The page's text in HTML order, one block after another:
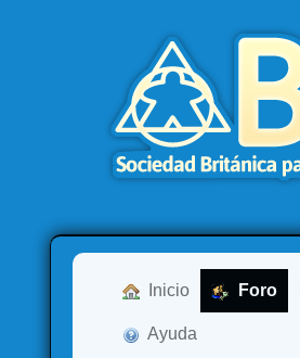
Inicio Foro
Ayuda